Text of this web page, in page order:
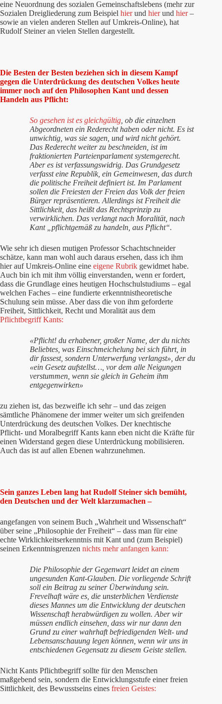
eine Neuordnung des sozialen Gemeinschaftslebens (mehr zur
Sozialen Dreigliederung zum Beispiel hierund hierund hier–
sowie an vielen anderen Stellen auf Umkreis-Online), hat
Rudolf Steiner an vielen Stellen dargestellt.
Die Besten der Besten beziehen sich in diesem Kampf
gegen die Unterdrückung des deutschen Volkes heute
immer noch auf den Philosophen Kant und dessen
Handeln aus Pflicht:
So gesehen ist es gleichgültig , ob die einzelnen
Abgeordneten ein Rederecht haben oder nicht. Es ist
unwichtig, was sie sagen, und wird nicht gehört.
Das Rederecht weiter zu beschneiden, ist im
fraktionierten Parteienparlament systemgerecht.
Aber es ist verfassungswidrig. Das Grundgesetz
verfasst eine Republik, ein Gemeinwesen, das durch
die politische Freiheit definiert ist. Im Parlament
sollen die Freiesten der Freien das Volk der freien
Bürger repräsentieren. Allerdings ist Freiheit die
Sittlichkeit, das heißt das Rechtsprinzip zu
verwirklichen. Das verlangt nach Moralität, nach
Kant „pflichtgemäß zu handeln, aus Pflicht“.
Wie sehr ich diesen mutigen Professor Schachtschneider
schätze, kann man wohl auch daraus ersehen, dass ich ihm
hier auf Umkreis-Online eine eigene Rubrik gewidmet habe.
Auch bin ich mit ihm völlig einverstanden, wenn er fordert,
dass die Grundlage eines heutigen Hochschulstudiums – egal
welchen Faches – eine fundierte erkenntnistheoretische
Schulung sein müsse. Aber dass die von ihm geforderte
Freiheit, Sittlichkeit, Recht und Moralität aus dem
Pflichtbegriff Kants:
«Pflicht! du erhabener, großer Name, der du nichts
Beliebtes, was Einschmeichelung bei sich führt, in
dir fassest, sondern Unterwerfung verlangst», der du
«ein Gesetz aufstellst…, vor dem alle Neigungen
verstummen, wenn sie gleich in Geheim ihm
entgegenwirken»
zu ziehen ist, das bezweifle ich sehr – und das zeigen
sämtliche Phänomene der immer weiter um sich greifenden
Unterdrückung des deutschen Volkes. Der knechtische
Pflicht- und Moralbegriff Kants kann eben nicht die Kräfte für
einen Widerstand gegen diese Unterdrückung mobilisieren.
Auch das ist auf allen Ebenen wahrzunehmen.
Sein ganzes Leben lang hat Rudolf Steiner sich bemüht,
den Deutschen und der Welt klarzumachen –
angefangen von seinem Buch „Wahrheit und Wissenschaft“
über seine „Philosophie der Freiheit“ – dass man für eine
echte Wirklichkeitserkenntnis mit Kant und (zum Beispiel)
seinen Erkenntnisgrenzen nichts mehr anfangen kann:
Die Philosophie der Gegenwart leidet an einem
ungesunden Kant-Glauben. Die vorliegende Schrift
soll ein Beitrag zu seiner Überwindung sein.
Frevelhaft wäre es, die unsterblichen Verdienste
dieses Mannes um die Entwicklung der deutschen
Wissenschaft herabwürdigen zu wollen. Aber wir
müssen endlich einsehen, dass wir nur dann den
Grund zu einer wahrhaft befriedigenden Welt- und
Lebensanschauung legen können, wenn wir uns in
entschiedenen Gegensatz zu diesem Geiste stellen.
Nicht Kants Pflichtbegriff sollte für den Menschen
maßgebend sein, sondern die Entwicklungsstufe einer freien
Sittlichkeit, des Bewusstseins eines freien Geistes: